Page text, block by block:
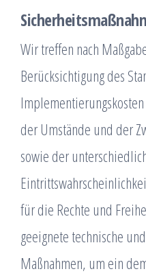
Wir treffen nach
Berücksichtigung des
der Umstände und der
sowie der
für die Rechte und
geeignete technische
Maßnahmen, um ein